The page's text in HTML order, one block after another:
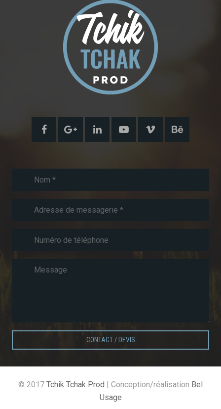
CONTACT / DEVIS
© 2017 Tchik Tchak Prod | Conception/réalisation Bel
Usage